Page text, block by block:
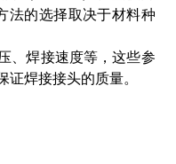
法的选择取决于材料种
、焊接速度等，这些参
证焊接接头的质量。